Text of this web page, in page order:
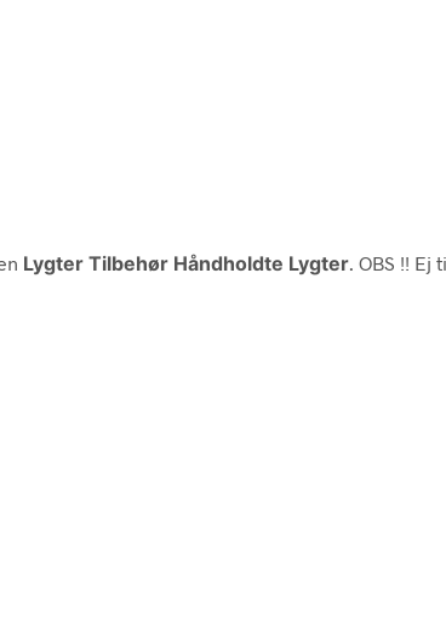
Lygter Tilbehør Håndholdte Lygter . OBS !!